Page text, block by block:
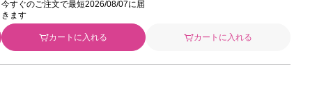
今すぐのご注文で最短2026/08/07に届
きます
カートに入れる カートに入れる